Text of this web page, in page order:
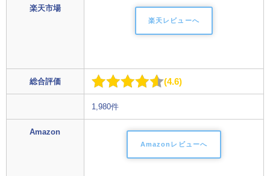
楽天市場
楽天レビューへ
総合評価 4.6
1,980件
Amazon
Amazonレビューへ